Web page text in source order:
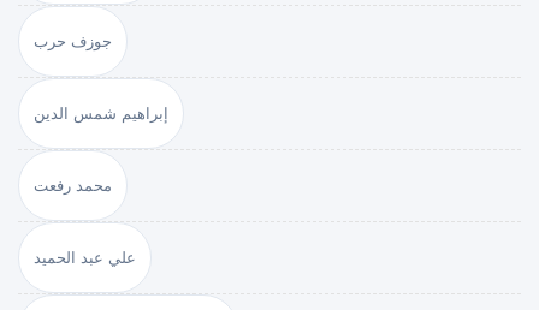
جوزف حرب
إبراهيم شمس الدين
محمد رفعت
علي عبد الحميد